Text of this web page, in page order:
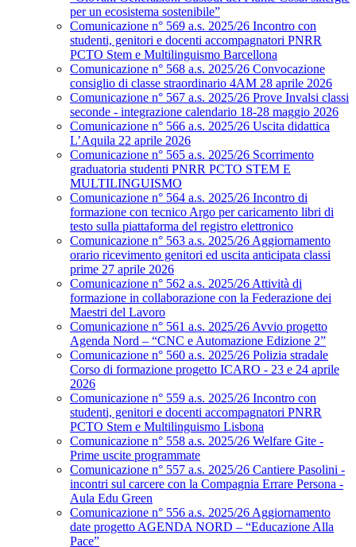
per un ecosistema sostenibile”
Comunicazione n° 569 a.s. 2025/26 Incontro con
studenti, genitori e docenti accompagnatori PNRR
PCTO Stem e Multilinguismo Barcellona
Comunicazione n° 568 a.s. 2025/26 Convocazione
consiglio di classe straordinario 4AM 28 aprile 2026
Comunicazione n° 567 a.s. 2025/26 Prove Invalsi classi
seconde - integrazione calendario 18-28 maggio 2026
Comunicazione n° 566 a.s. 2025/26 Uscita didattica
L’Aquila 22 aprile 2026
Comunicazione n° 565 a.s. 2025/26 Scorrimento
graduatoria studenti PNRR PCTO STEM E
MULTILINGUISMO
Comunicazione n° 564 a.s. 2025/26 Incontro di
formazione con tecnico Argo per caricamento libri di
testo sulla piattaforma del registro elettronico
Comunicazione n° 563 a.s. 2025/26 Aggiornamento
orario ricevimento genitori ed uscita anticipata classi
prime 27 aprile 2026
Comunicazione n° 562 a.s. 2025/26 Attività di
formazione in collaborazione con la Federazione dei
Maestri del Lavoro
Comunicazione n° 561 a.s. 2025/26 Avvio progetto
Agenda Nord – “CNC e Automazione Edizione 2”
Comunicazione n° 560 a.s. 2025/26 Polizia stradale
Corso di formazione progetto ICARO - 23 e 24 aprile
2026
Comunicazione n° 559 a.s. 2025/26 Incontro con
studenti, genitori e docenti accompagnatori PNRR
PCTO Stem e Multilinguismo Lisbona
Comunicazione n° 558 a.s. 2025/26 Welfare Gite -
Prime uscite programmate
Comunicazione n° 557 a.s. 2025/26 Cantiere Pasolini -
incontri sul carcere con la Compagnia Errare Persona -
Aula Edu Green
Comunicazione n° 556 a.s. 2025/26 Aggiornamento
date progetto AGENDA NORD – “Educazione Alla
Pace”